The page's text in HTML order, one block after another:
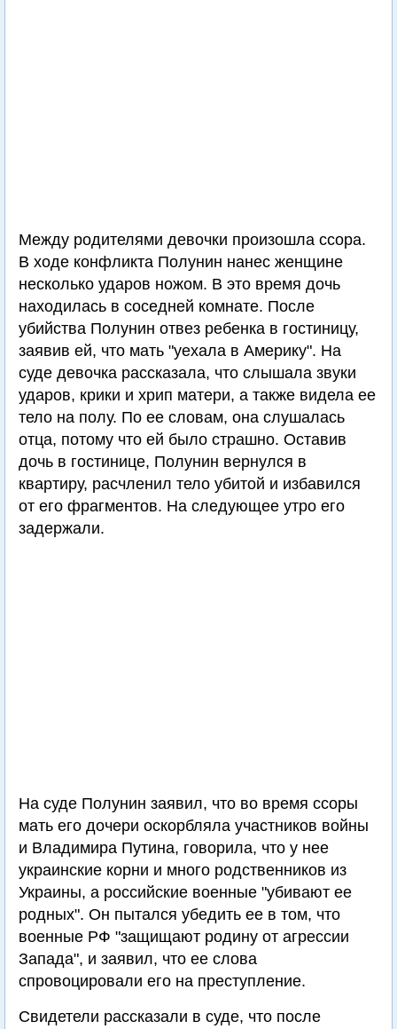
Между родителями девочки произошла ссора.
В ходе конфликта Полунин нанес женщине
несколько ударов ножом. В это время дочь
находилась в соседней комнате. После
убийства Полунин отвез ребенка в гостиницу,
заявив ей, что мать "уехала в Америку". На
суде девочка рассказала, что слышала звуки
ударов, крики и хрип матери, а также видела ее
тело на полу. По ее словам, она слушалась
отца, потому что ей было страшно. Оставив
дочь в гостинице, Полунин вернулся в
квартиру, расчленил тело убитой и избавился
от его фрагментов. На следующее утро его
задержали.
На суде Полунин заявил, что во время ссоры
мать его дочери оскорбляла участников войны
и Владимира Путина, говорила, что у нее
украинские корни и много родственников из
Украины, а российские военные "убивают ее
родных". Он пытался убедить ее в том, что
военные РФ "защищают родину от агрессии
Запада", и заявил, что ее слова
спровоцировали его на преступление.
Свидетели рассказали в суде, что после